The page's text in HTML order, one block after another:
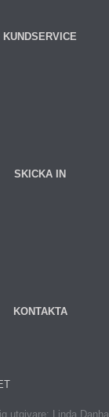
KUNDSERVICE
SKICKA IN
KONTAKTA
utgivare: Linda Danhall